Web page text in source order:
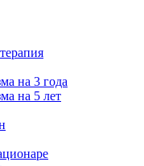
на 3 года
на 5 лет